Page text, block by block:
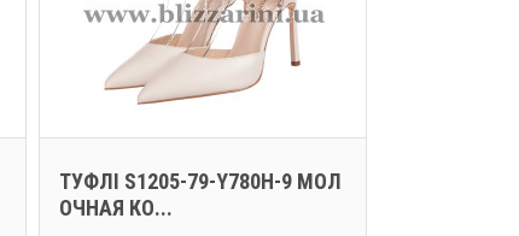
ТУФЛІ S1205-79-Y780H-9 МОЛ
ОЧНАЯ КО...